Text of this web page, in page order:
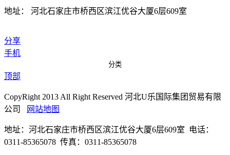
地址： 河北石家庄市桥西区滨江优谷大厦6层609室
分享
手机
分类
顶部
CopyRight 2013 All Right Reserved 河北U乐国际集团贸易有限
公司
网站地图
地址：河北石家庄市桥西区滨江优谷大厦6层609室 电话：
0311-85365078 传真：0311-85365078